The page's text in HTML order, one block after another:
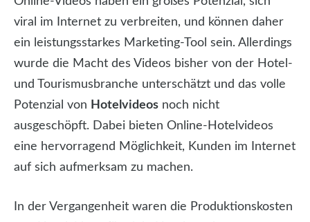
viral im Internet zu verbreiten, und können daher
ein leistungsstarkes Marketing-Tool sein. Allerdings
wurde die Macht des Videos bisher von der Hotel-
und Tourismusbranche unterschätzt und das volle
Potenzial von Hotelvideos noch nicht
ausgeschöpft. Dabei bieten Online-Hotelvideos
eine hervorragend Möglichkeit, Kunden im Internet
auf sich aufmerksam zu machen.
In der Vergangenheit waren die Produktionskosten